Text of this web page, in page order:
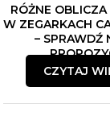
RÓŻNE OBLICZA
W ZEGARKACH
– SPRAWDŹ
CZYTAJ